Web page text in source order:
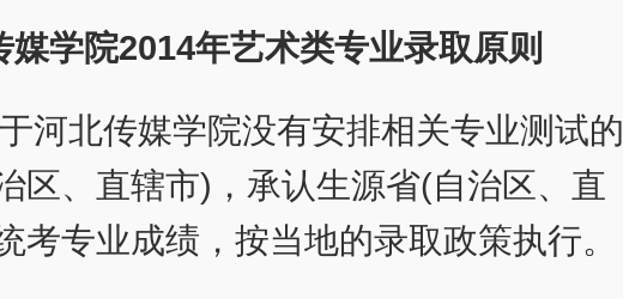
媒学院2014年艺术类专业录取原则
河北传媒学院没有安排相关专业测试的
区、直辖市)，承认生源省(自治区、直
考专业成绩，按当地的录取政策执行。